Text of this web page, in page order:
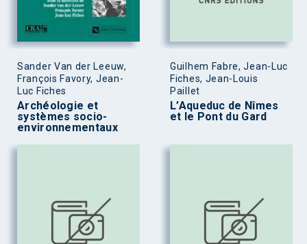
Sander Van der Leeuw,
François Favory, Jean-
Luc Fiches
Archéologie et
systèmes socio-
environnementaux
Guilhem Fabre, Jean-Luc
Fiches, Jean-Louis
Paillet
L’Aqueduc de Nîmes
et le Pont du Gard